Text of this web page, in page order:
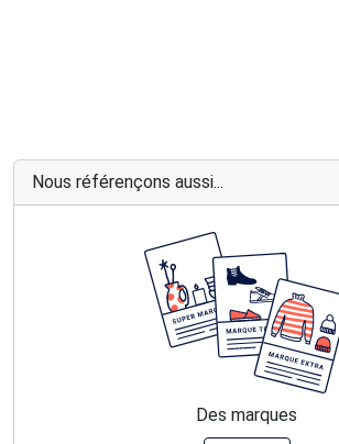
Nous référençons aussi...
Des marques